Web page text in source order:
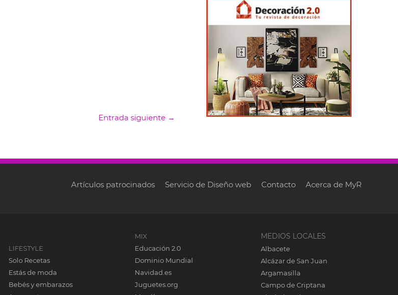
Entrada siguiente →
Artículos patrocinados Servicio de Diseño web Contacto Acerca de MyR
LIFESTYLE
Solo Recetas
Estás de moda
Bebés y embarazos
MIX
Educación 2.0
Dominio Mundial
Navidad.es
Juguetes.org
MEDIOS LOCALES
Albacete
Alcázar de San Juan
Argamasilla
Campo de Criptana